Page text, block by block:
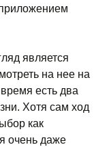
является
на нее на
есть два
Хотя сам ход
как
очень даже